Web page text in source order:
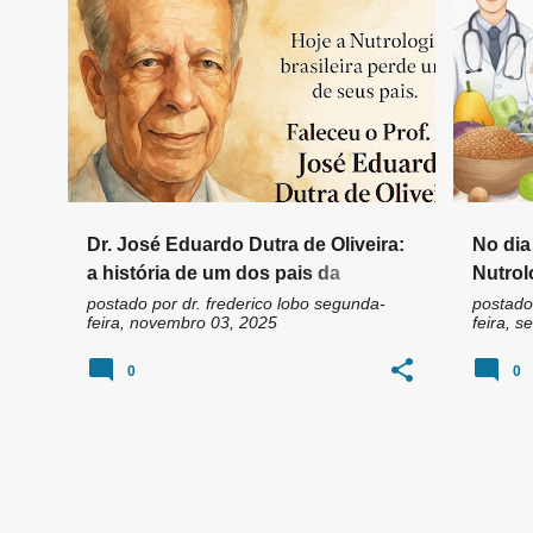
n
s
Dr. José Eduardo Dutra de Oliveira:
a história de um dos pais da
Nutrologia no Brasil
postado por dr. frederico lobo segunda-
feira, novembro 03, 2025
ABRAN DR. DUTRA DE OLIVEIRA
0
No
feira,
DR.
0